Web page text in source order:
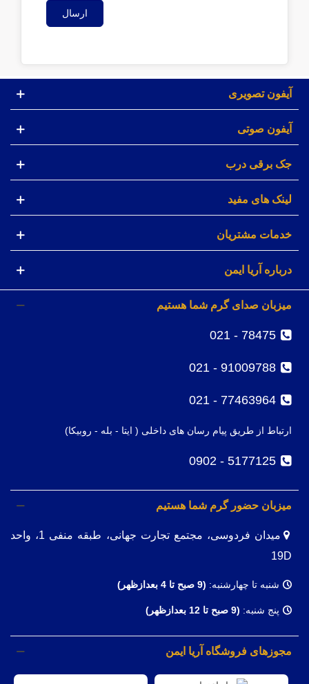
ارسال
آیفون تصویری
آیفون صوتی
جک برقی درب
لینک های مفید
خدمات مشتریان
درباره آریا ایمن
میزبان صدای گرم شما هستیم
78475 - 021
91009788 - 021
77463964 - 021
ارتباط از طریق پیام رسان های داخلی ( ایتا - بله - روبیکا)
5177125 - 0902
میزبان حضور گرم شما هستیم
میدان فردوسی، مجتمع تجارت جهانی، طبقه منفی 1، واحد
19D
شنبه تا چهارشنبه: (9 صبح تا 4 بعدازظهر)
پنج شنبه: (9 صبح تا 12 بعدازظهر)
مجوزهای فروشگاه آریا ایمن